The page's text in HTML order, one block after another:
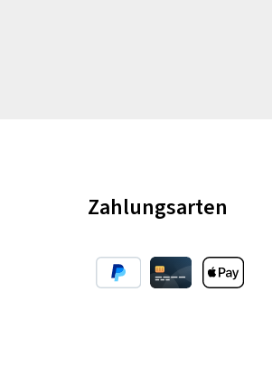
Zahlungsarten